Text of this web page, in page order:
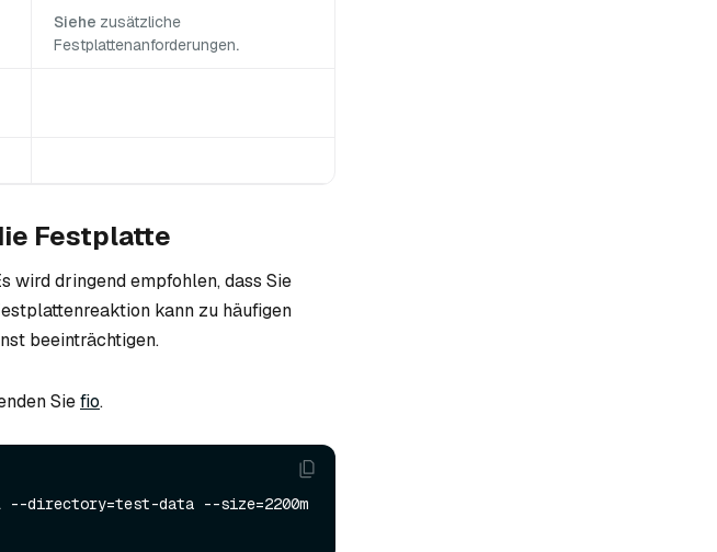
Siehe zusätzliche
Festplattenanforderungen.
Festplatte
wird dringend empfohlen, dass Sie
kann zu häufigen
beeinträchtigen.
Siefio.
--directory=test-data --size=2200m